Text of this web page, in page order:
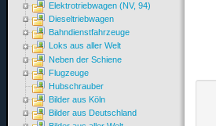
Elektrotriebwagen (NV, 94)
Dieseltriebwagen
Bahndienstfahrzeuge
Loks aus aller Welt
Neben der Schiene
Flugzeuge
Hubschrauber
Bilder aus Köln
Bilder aus Deutschland